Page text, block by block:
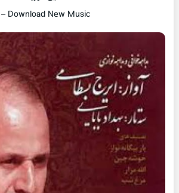
Download New Music
–